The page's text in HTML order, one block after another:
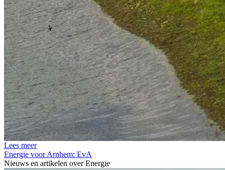
Lees meer
Energie voor Arnhem: EvA
Nieuws en artikelen overEnergie